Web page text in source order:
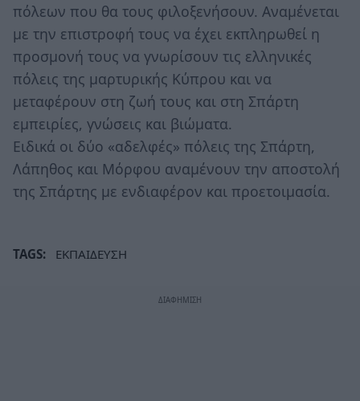
πόλεων που θα τους φιλοξενήσουν. Αναμένεται
με την επιστροφή τους να έχει εκπληρωθεί η
προσμονή τους να γνωρίσουν τις ελληνικές
πόλεις της μαρτυρικής Κύπρου και να
μεταφέρουν στη ζωή τους και στη Σπάρτη
εμπειρίες, γνώσεις και βιώματα.
Ειδικά οι δύο «αδελφές» πόλεις της Σπάρτη,
Λάπηθος και Μόρφου αναμένουν την αποστολή
της Σπάρτης με ενδιαφέρον και προετοιμασία.
TAGS: ΕΚΠΑΙΔΕΥΣΗ